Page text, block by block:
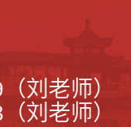
刘老师）
刘老师）